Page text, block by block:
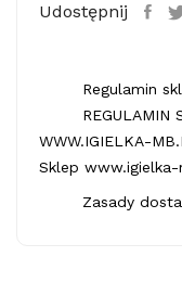
Udostępnij
Regulamin
REGULAMIN
WWW.IGIELKA-
Sklep www.igielka-
Zasady